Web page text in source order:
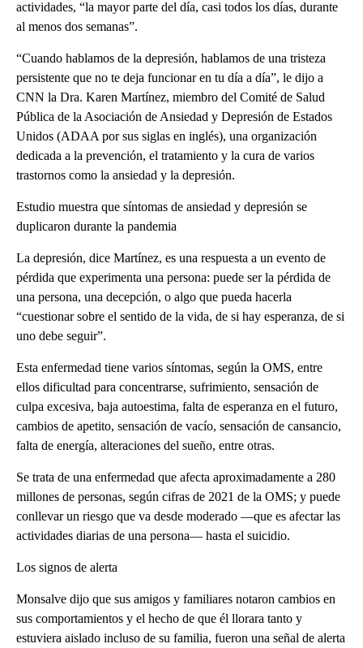
actividades, “la mayor parte del día, casi todos los días, durante
al menos dos semanas”.
“Cuando hablamos de la depresión, hablamos de una tristeza
persistente que no te deja funcionar en tu día a día”, le dijo a
CNN la Dra. Karen Martínez, miembro del Comité de Salud
Pública de la Asociación de Ansiedad y Depresión de Estados
Unidos (ADAA por sus siglas en inglés), una organización
dedicada a la prevención, el tratamiento y la cura de varios
trastornos como la ansiedad y la depresión.
Estudio muestra que síntomas de ansiedad y depresión se
duplicaron durante la pandemia
La depresión, dice Martínez, es una respuesta a un evento de
pérdida que experimenta una persona: puede ser la pérdida de
una persona, una decepción, o algo que pueda hacerla
“cuestionar sobre el sentido de la vida, de si hay esperanza, de si
uno debe seguir”.
Esta enfermedad tiene varios síntomas, según la OMS, entre
ellos dificultad para concentrarse, sufrimiento, sensación de
culpa excesiva, baja autoestima, falta de esperanza en el futuro,
cambios de apetito, sensación de vacío, sensación de cansancio,
falta de energía, alteraciones del sueño, entre otras.
Se trata de una enfermedad que afecta aproximadamente a 280
millones de personas, según cifras de 2021 de la OMS; y puede
conllevar un riesgo que va desde moderado —que es afectar las
actividades diarias de una persona— hasta el suicidio.
Los signos de alerta
Monsalve dijo que sus amigos y familiares notaron cambios en
sus comportamientos y el hecho de que él llorara tanto y
estuviera aislado incluso de su familia, fueron una señal de alerta